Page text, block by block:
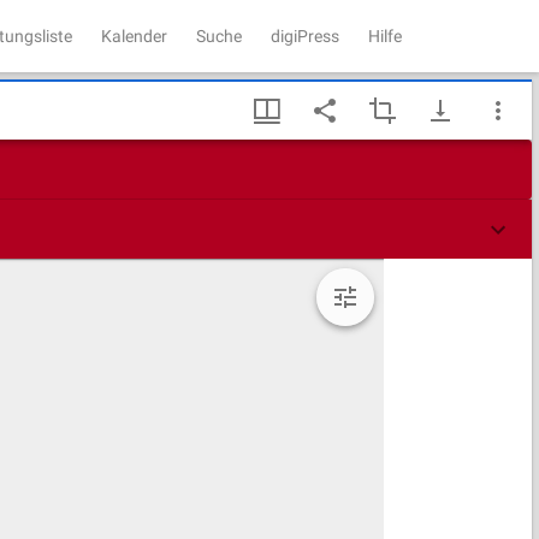
Kalender Suche digiPress Hilfe